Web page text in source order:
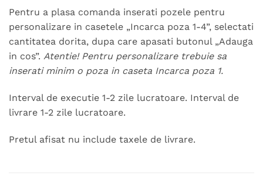
Pentru a plasa comanda inserati pozele pentru
personalizare in casetele „Incarca poza 1-4”, selectati
cantitatea dorita, dupa care apasati butonul „Adauga
in cos”. Atentie! Pentru personalizare trebuie sa
inserati minim o poza in caseta Incarca poza 1.
Interval de executie 1-2 zile lucratoare. Interval de
livrare 1-2 zile lucratoare.
Pretul afisat nu include taxele de livrare.